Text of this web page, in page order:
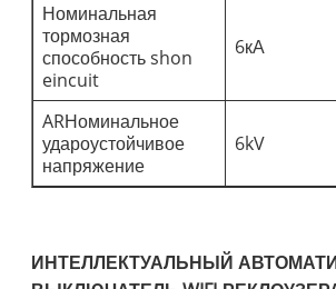
Номинальная
тормозная
способность shon
eincuit
6кА
ARНоминальное
удароустойчивое
напряжение
6kV
ИНТЕЛЛЕКТУАЛЬНЫЙ